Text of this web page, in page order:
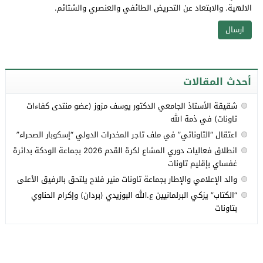
الالهية. والابتعاد عن التحريض الطائفي والعنصري والشتائم.
أحدث المقالات
شقيقة الأستاذ الجامعي الدكتور يوسف مزوز (عضو منتدى كفاءات
تاونات) في ذمة الله
اعتقال “التاوناتي” في ملف تاجر المخدرات الدولي “إسكوبار الصحراء”
انطلاق فعاليات دوري المشاع لكرة القدم 2026 بجماعة الودكة بدائرة
غفساي بإقليم تاونات
والد الإعلامي والإطار بجماعة تاونات منير فلاح يلتحق بالرفيق الأعلى
“الكتاب” يزكي البرلمانيين ع.الله البوزيدي (بردان) وإكرام الحناوي
بتاونات